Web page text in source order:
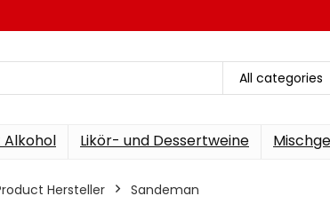
All categories
Likör- und Dessertweine
Hersteller ‎Sandeman